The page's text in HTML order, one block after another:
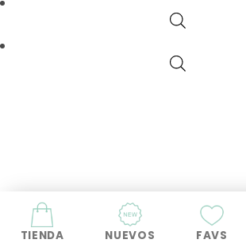
TIENDA NUEVOS FAVS